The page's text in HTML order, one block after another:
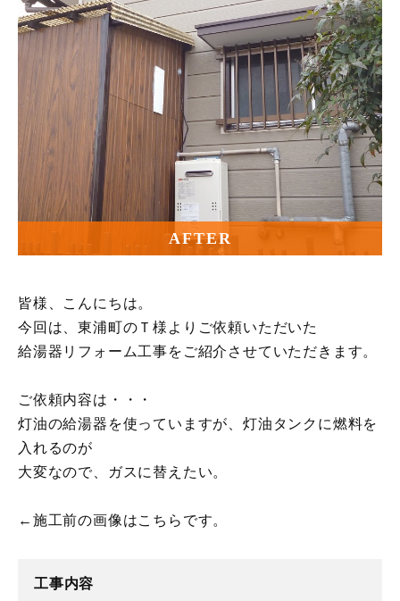
AFTER
皆様、こんにちは。
今回は、東浦町のＴ様よりご依頼いただいた
給湯器リフォーム工事をご紹介させていただきます。
ご依頼内容は・・・
灯油の給湯器を使っていますが、灯油タンクに燃料を
入れるのが
大変なので、ガスに替えたい。
←施工前の画像はこちらです。
工事内容